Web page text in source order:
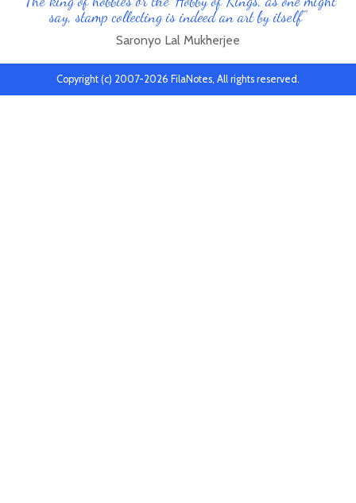
say, stamp collecting is indeed an art by itself"
Saronyo Lal Mukherjee
Copyright (c) 2007-2026 FilaNotes, All rights reserved.